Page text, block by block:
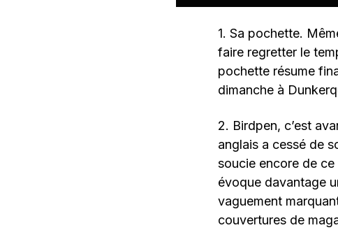
1. Sa pochette.
faire regretter le
pochette résume
dimanche à
2. Birdpen, c’est
anglais a cessé de
soucie encore de ce
évoque davantage
vaguement
couvertures de